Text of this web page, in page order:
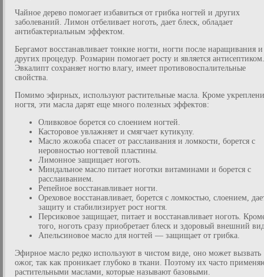
Чайное дерево помогает избавиться от грибка ногтей и других
заболеваний. Лимон отбеливает ноготь, дает блеск, обладает
антибактериальным эффектом.
Бергамот восстанавливает тонкие ногти, ногти после наращивания и
других процедур. Розмарин помогает росту и является антисептиком.
Эвкалипт сохраняет ногтю влагу, имеет противовоспалительные
свойства.
Помимо эфирных, используют растительные масла. Кроме
ногтя, эти масла дарят еще много полезных эффектов:
Оливковое борется со слоением ногтей.
Касторовое увлажняет и смягчает кутикулу.
Масло жожоба спасет от расслаивания и ломкости, борется с
неровностью ногтевой пластины.
Лимонное защищает ноготь.
Миндальное масло питает ноготки витаминами и борется с
расслаиванием.
Репейное восстанавливает ногти.
Ореховое восстанавливает, борется с ломкостью, слоением,
защиту и стабилизирует рост ногтя.
Персиковое защищает, питает и восстанавливает ноготь.
того, ноготь сразу приобретает блеск и здоровый внешний
Апельсиновое масло для ногтей — защищает от грибка.
Эфирное масло редко используют в чистом виде, оно может вызвать
ожог, так как проникает глубоко в ткани. Поэтому их часто
растительными маслами, которые называют базовыми.